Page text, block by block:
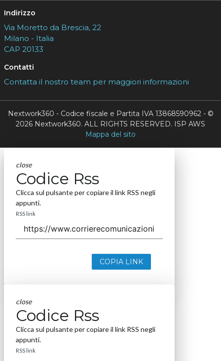
Indirizzo
Via Moretto da Brescia, 22
Milano - Italia
CAP 20133
Contatti
Contatta il nostro team per maggiori informazioni
Nextwork360 - Codice fiscale e Partita IVA 13868590962 - ©
2026 Nextwork360. ALL RIGHTS RESERVED. ISP AWS
Mappa del sito
close
Codice Rss
Clicca sul pulsante per copiare il link RSS negli
appunti.
RSS link
COPIA LINK
close
Codice Rss
Clicca sul pulsante per copiare il link RSS negli
appunti.
RSS link